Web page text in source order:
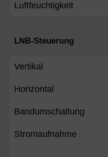
Luftfeuchtigkeit
LNB-Steuerung
Vertikal
Horizontal
Bandumschaltung
Stromaufnahme